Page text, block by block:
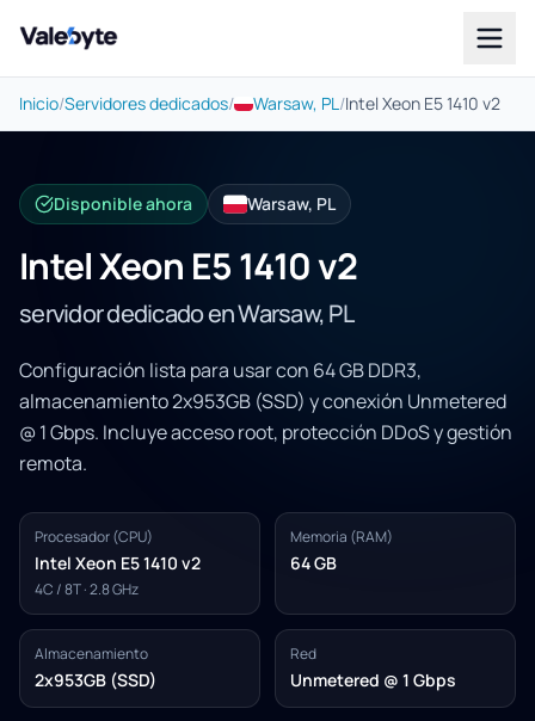
Valebyte
Inicio/Servidores dedicados/ Warsaw, PL/Intel Xeon E5 1410 v2
Disponible ahora Warsaw, PL
Intel Xeon E5 1410 v2
servidor dedicado en Warsaw, PL
Configuración lista para usar con 64 GB DDR3,
almacenamiento 2x953GB (SSD) y conexión Unmetered
@ 1 Gbps. Incluye acceso root, protección DDoS y gestión
remota.
Procesador (CPU)
Intel Xeon E5 1410 v2
4C / 8T · 2.8 GHz
Memoria (RAM)
64 GB
Almacenamiento
2x953GB (SSD)
Red
Unmetered @ 1 Gbps